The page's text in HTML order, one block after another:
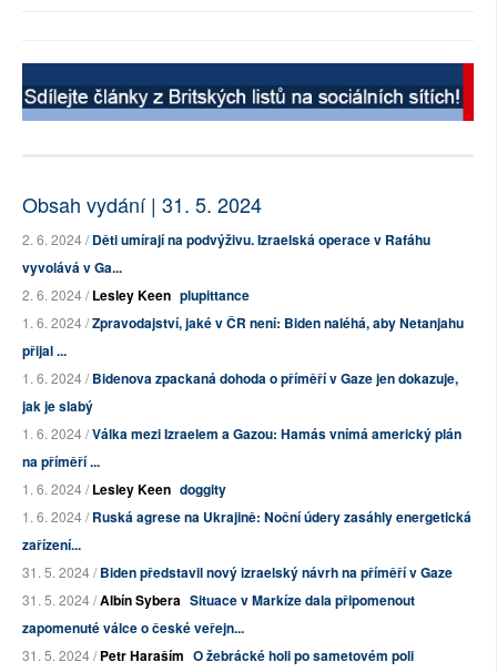
Obsah vydání | 31. 5. 2024
2. 6. 2024 /Děti umírají na podvýživu. Izraelská operace v Rafáhu
vyvolává v Ga...
2. 6. 2024 /Lesley Keen plupittance
1. 6. 2024 /Zpravodajství, jaké v ČR není: Biden naléhá, aby Netanjahu
přijal ...
1. 6. 2024 /Bidenova zpackaná dohoda o příměří v Gaze jen dokazuje,
jak je slabý
1. 6. 2024 /Válka mezi Izraelem a Gazou: Hamás vnímá americký plán
na příměří ...
1. 6. 2024 /Lesley Keen doggity
1. 6. 2024 /Ruská agrese na Ukrajině: Noční údery zasáhly energetická
zařízení...
31. 5. 2024 /Biden představil nový izraelský návrh na příměří v Gaze
31. 5. 2024 /Albín Sybera Situace v Markíze dala připomenout
zapomenuté válce o české veřejn...
31. 5. 2024 /Petr Haraším O žebrácké holi po sametovém poli